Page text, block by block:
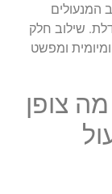
המנעולים
שילוב חלק
ומפשט
צופן